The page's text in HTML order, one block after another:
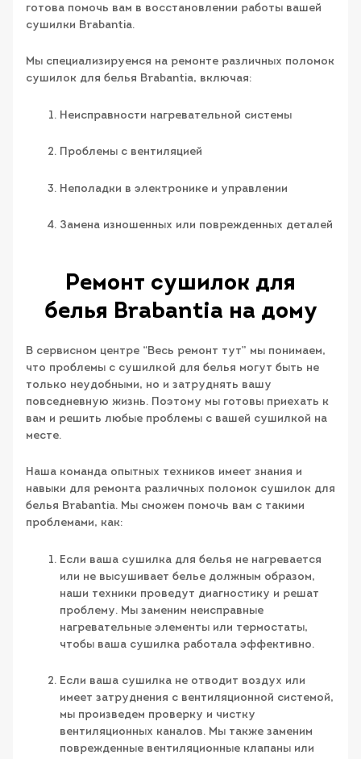
готова помочь вам в восстановлении работы вашей
сушилки Brabantia.
Мы специализируемся на ремонте различных поломок
сушилок для белья Brabantia, включая:
Неисправности нагревательной системы
Проблемы с вентиляцией
Неполадки в электронике и управлении
Замена изношенных или поврежденных деталей
Ремонт сушилок для
белья Brabantia​ на дому
В сервисном центре “Весь ремонт тут” мы понимаем,
что проблемы с сушилкой для белья могут быть не
только неудобными, но и затруднять вашу
повседневную жизнь. Поэтому мы готовы приехать к
вам и решить любые проблемы с вашей сушилкой на
месте.
Наша команда опытных техников имеет знания и
навыки для ремонта различных поломок сушилок для
белья Brabantia. Мы сможем помочь вам с такими
проблемами, как:
Если ваша сушилка для белья не нагревается
или не высушивает белье должным образом,
наши техники проведут диагностику и решат
проблему. Мы заменим неисправные
нагревательные элементы или термостаты,
чтобы ваша сушилка работала эффективно.
Если ваша сушилка не отводит воздух или
имеет затруднения с вентиляционной системой,
мы произведем проверку и чистку
вентиляционных каналов. Мы также заменим
поврежденные вентиляционные клапаны или